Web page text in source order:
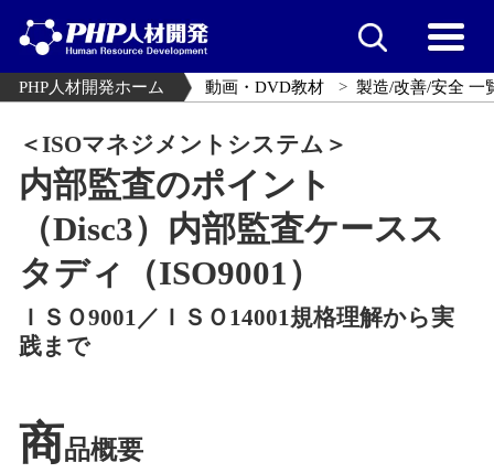
PHP人材開発ホーム 動画・DVD教材 製造/改善/安全 一
＜ISOマネジメントシステム＞
内部監査のポイント
（Disc3）内部監査ケースス
タディ（ISO9001）
ＩＳＯ9001／ＩＳＯ14001規格理解から実
践まで
商品概要